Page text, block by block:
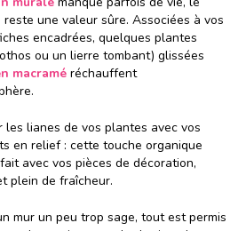
reste une valeur sûre. Associées à vos
encadrées, quelques plantes
ou un lierre tombant) glissées
macramé réchauffent
lianes de vos plantes avec vos
en relief : cette touche organique
avec vos pièces de décoration,
plein de fraîcheur.
mur un peu trop sage, tout est permis